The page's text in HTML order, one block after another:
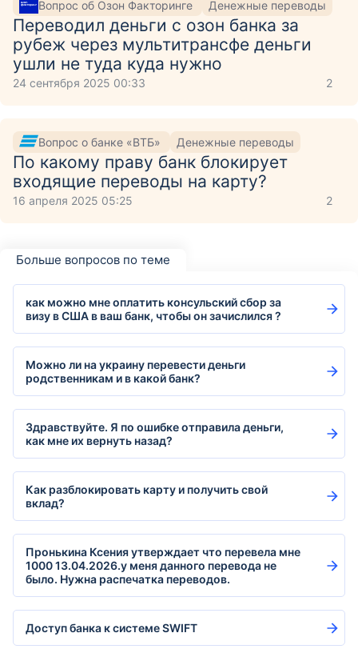
Вопрос об Озон Факторинге Денежные переводы
Переводил деньги с озон банка за
рубеж через мультитрансфе деньги
ушли не туда куда нужно
24 сентября 2025 00:33 2
Вопрос о банке «ВТБ» Денежные переводы
По какому праву банк блокирует
входящие переводы на карту?
16 апреля 2025 05:25 2
Больше вопросов по теме
как можно мне оплатить консульский сбор за
визу в США в ваш банк, чтобы он зачислился ?
Можно ли на украину перевести деньги
родственникам и в какой банк?
Здравствуйте. Я по ошибке отправила деньги,
как мне их вернуть назад?
Как разблокировать карту и получить свой
вклад?
Пронькина Ксения утверждает что перевела мне
1000 13.04.2026.у меня данного перевода не
было. Нужна распечатка переводов.
Доступ банка к системе SWIFT